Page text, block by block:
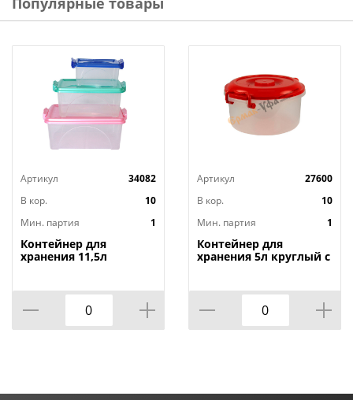
Артикул
34082
В кор.
10
Мин. партия
1
Контейнер для
хранения 11,5л
Альтернатива, м425,
1/10
Артикул
27600
В кор.
10
Мин. партия
1
Контейнер для
хранения 5л круглый с
1/10